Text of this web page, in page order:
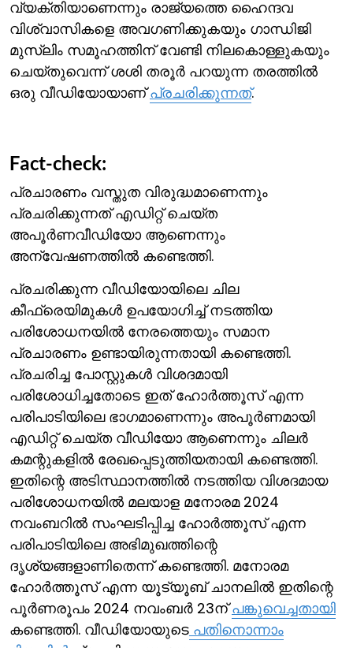
വ്യക്തിയാണെന്നും രാജ്യത്തെ ഹൈന്ദവ
വിശ്വാസികളെ അവഗണിക്കുകയും ഗാന്ധിജി
മുസ്‍ലിം സമൂഹത്തിന് വേണ്ടി നിലകൊള്ളുകയും
ചെയ്തുവെന്ന് ശശി തരൂര്‍ പറയുന്ന തരത്തില്‍
ഒരു വീഡിയോയാണ്പ്രചരിക്കുന്നത്.
Fact-check:
പ്രചാരണം വസ്തുത വിരുദ്ധമാണെന്നും
പ്രചരിക്കുന്നത് എഡിറ്റ് ചെയ്ത
അപൂര്‍ണവീഡിയോ ആണെന്നും
അന്വേഷണത്തില്‍ കണ്ടെത്തി.
പ്രചരിക്കുന്ന വീഡിയോയിലെ ചില
കീഫ്രെയിമുകള്‍ ഉപയോഗിച്ച് നടത്തിയ
പരിശോധനയില്‍ നേരത്തെയും സമാന
പ്രചാരണം ഉണ്ടായിരുന്നതായി കണ്ടെത്തി.
പ്രചരിച്ച പോസ്റ്റുകള്‍ വിശദമായി
പരിശോധിച്ചതോടെ ഇത് ഹോര്‍ത്തൂസ് എന്ന
പരിപാടിയിലെ ഭാഗമാണെന്നും അപൂര്‍ണമായി
എഡിറ്റ് ചെയ്ത വീഡിയോ ആണെന്നും ചിലര്‍
കമന്റുകളില്‍ രേഖപ്പെടുത്തിയതായി കണ്ടെത്തി.
ഇതിന്റെ അടിസ്ഥാനത്തില്‍ നടത്തിയ വിശദമായ
പരിശോധനയില്‍ മലയാള മനോരമ 2024
നവംബറില്‍ സംഘടിപ്പിച്ച ഹോര്‍ത്തൂസ് എന്ന
പരിപാടിയിലെ അഭിമുഖത്തിന്റെ
ദൃശ്യങ്ങളാണിതെന്ന് കണ്ടെത്തി. മനോരമ
ഹോര്‍ത്തൂസ് എന്ന യൂട്യൂബ് ചാനലില്‍ ഇതിന്റെ
പൂര്‍ണരൂപം 2024 നവംബര്‍ 23ന്പങ്കുവെച്ചതായി
കണ്ടെത്തി. വീ‍ഡിയോയുടെ പതിനൊന്നാം